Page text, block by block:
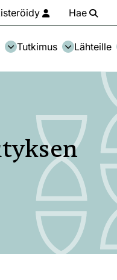
Hae
Tutkimus Lähteille